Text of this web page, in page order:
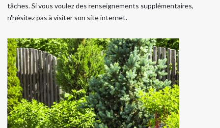
tâches. Si vous voulez des renseignements supplémentaires,
n'hésitez pas à visiter son site internet.